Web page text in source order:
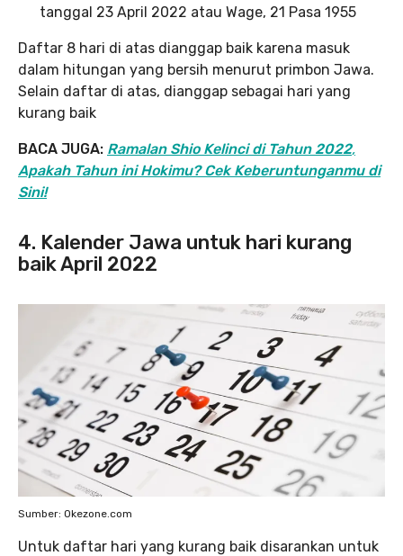
tanggal 23 April 2022 atau Wage, 21 Pasa 1955
Daftar 8 hari di atas dianggap baik karena masuk
dalam hitungan yang bersih menurut primbon Jawa.
Selain daftar di atas, dianggap sebagai hari yang
kurang baik
BACA JUGA: Ramalan Shio Kelinci di Tahun 2022,
Apakah Tahun ini Hokimu? Cek Keberuntunganmu di
Sini!
4. Kalender Jawa untuk hari kurang
baik April 2022
Sumber: Okezone.com
Untuk daftar hari yang kurang baik disarankan untuk